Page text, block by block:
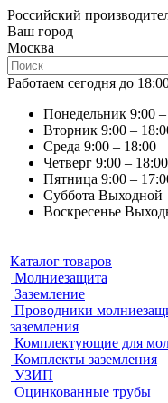
Российский
Ваш город
Москва
Работаем сегодня до
Понедельник 9:00
Вторник 9:00 –
Среда 9:00 – 18:00
Четверг 9:00 – 18:00
Пятница 9:00 –
Суббота Выходной
Воскресенье
Каталог товаров
Молниезащита
Заземление
Проводники
заземления
Комплектующие для
Комплекты заземления
УЗИП
Оцинкованные трубы